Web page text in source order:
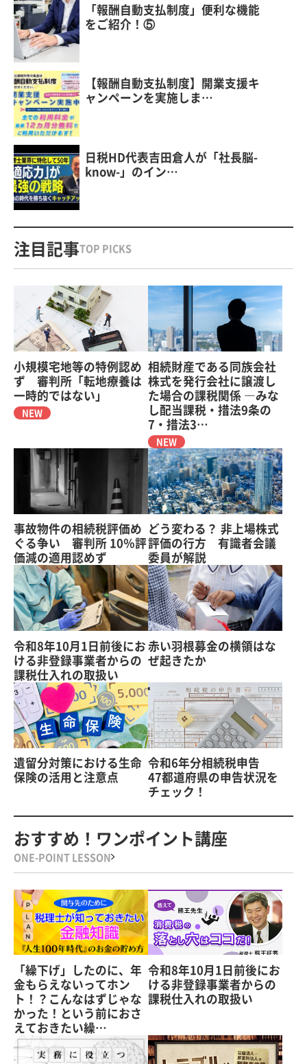
「報酬自動支払制度」便利な機能
をご紹介！⑤
【報酬自動支払制度】開業支援キ
ャンペーンを実施しま…
日税HD代表吉田倉人が「社長脳-
know-」のイン…
注目記事TOP PICKS
小規模宅地等の特例認め
ず 審判所「転地療養は
一時的ではない」
NEW
相続財産である同族会社
株式を発行会社に譲渡し
た場合の課税関係 ―みな
し配当課税・措法9条の
7・措法3…
NEW
事故物件の相続税評価め
ぐる争い 審判所 10％評
価減の適用認めず
どう変わる？ 非上場株式
評価の行方 有識者会議
委員が解説
令和8年10月1日前後にお
ける非登録事業者からの
課税仕入れの取扱い
赤い羽根募金の横領はな
ぜ起きたか
遺留分対策における生命
保険の活用と注意点
令和6年分相続税申告
47都道府県の申告状況を
チェック！
おすすめ！ワンポイント講座
ONE-POINT LESSON
「繰下げ」したのに、年
金もらえないってホン
ト！？こんなはずじゃな
かった！という前におさ
えておきたい繰…
令和8年10月1日前後にお
ける非登録事業者からの
課税仕入れの取扱い